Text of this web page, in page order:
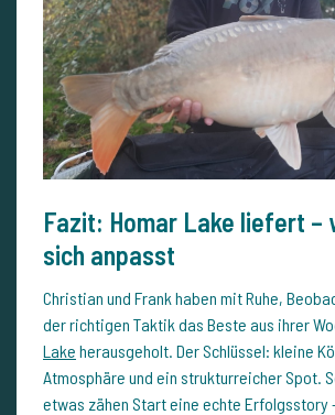
Fazit: Homar Lake liefert –
sich anpasst
Christian und Frank haben mit Ruhe,
der richtigen Taktik das Beste aus ihrer
Lake herausgeholt. Der Schlüssel: kleine
Atmosphäre und ein strukturreicher Spot.
etwas zähen Start eine echte Erfolgsstory